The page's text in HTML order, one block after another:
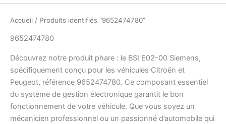
Accueil / Produits identifiés “9652474780”
9652474780
Découvrez notre produit phare : le BSI E02-00 Siemens,
spécifiquement conçu pour les véhicules Citroën et
Peugeot, référence 9652474780. Ce composant essentiel
du système de gestion électronique garantit le bon
fonctionnement de votre véhicule. Que vous soyez un
mécanicien professionnel ou un passionné d’automobile qui